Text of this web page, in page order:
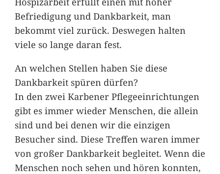
Befriedigung und Dankbarkeit, man
bekommt viel zurück. Deswegen halten
viele so lange daran fest.
An welchen Stellen haben Sie diese
Dankbarkeit spüren dürfen?
In den zwei Karbener Pflegeeinrichtungen
gibt es immer wieder Menschen, die allein
sind und bei denen wir die einzigen
Besucher sind. Diese Treffen waren immer
von großer Dankbarkeit begleitet. Wenn die
Menschen noch sehen und hören konnten,